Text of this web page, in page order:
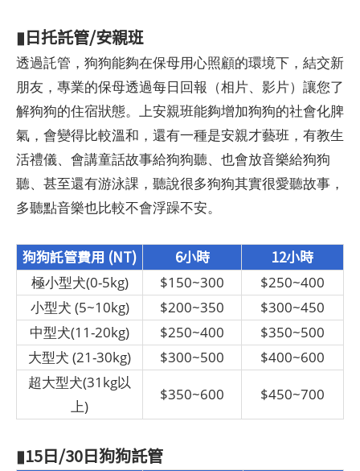
▮日托託管/安親班
透過託管，狗狗能夠在保母用心照顧的環境下，結交新
朋友，專業的保母透過每日回報（相片、影片）讓您了
解狗狗的住宿狀態。上安親班能夠增加狗狗的社會化脾
氣，會變得比較溫和，還有一種是安親才藝班，有教生
活禮儀、會講童話故事給狗狗聽、也會放音樂給狗狗
聽、甚至還有游泳課，聽說很多狗狗其實很愛聽故事，
多聽點音樂也比較不會浮躁不安。
狗狗託管費用 (NT) 6小時 12小時
極小型犬(0-5kg) $150~300
$250~400
小型犬 (5~10kg)
$200~350
$300~450
中型犬(11-20kg)
$250~400
$350~500
大型犬 (21-30kg)
$300~500
$400~600
超大型犬(31kg以
上)
$350~600 $450~700
▮15日/30日狗狗託管